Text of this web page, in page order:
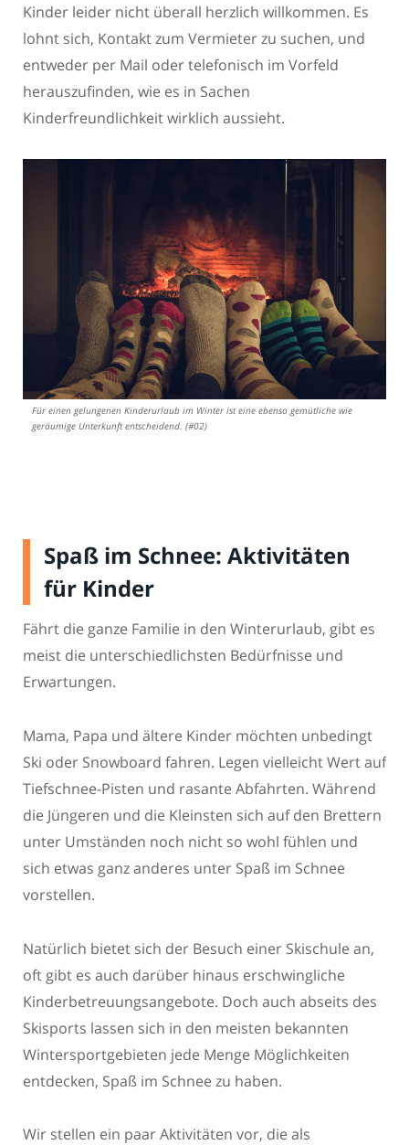
Kinder leider nicht überall herzlich willkommen. Es
lohnt sich, Kontakt zum Vermieter zu suchen, und
entweder per Mail oder telefonisch im Vorfeld
herauszufinden, wie es in Sachen
Kinderfreundlichkeit wirklich aussieht.
Für einen gelungenen Kinderurlaub im Winter ist eine ebenso gemütliche wie
geräumige Unterkunft entscheidend. (#02)
Spaß im Schnee: Aktivitäten
für Kinder
Fährt die ganze Familie in den Winterurlaub, gibt es
meist die unterschiedlichsten Bedürfnisse und
Erwartungen.
Mama, Papa und ältere Kinder möchten unbedingt
Ski oder Snowboard fahren. Legen vielleicht Wert auf
Tiefschnee-Pisten und rasante Abfahrten. Während
die Jüngeren und die Kleinsten sich auf den Brettern
unter Umständen noch nicht so wohl fühlen und
sich etwas ganz anderes unter Spaß im Schnee
vorstellen.
Natürlich bietet sich der Besuch einer Skischule an,
oft gibt es auch darüber hinaus erschwingliche
Kinderbetreuungsangebote. Doch auch abseits des
Skisports lassen sich in den meisten bekannten
Wintersportgebieten jede Menge Möglichkeiten
entdecken, Spaß im Schnee zu haben.
Wir stellen ein paar Aktivitäten vor, die als